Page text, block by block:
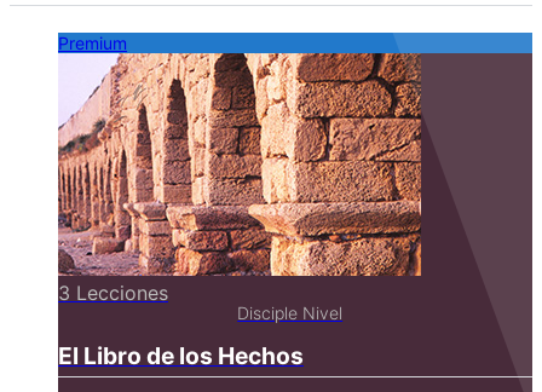
Premium
3 Lecciones
Disciple Nivel
El Libro de los Hechos